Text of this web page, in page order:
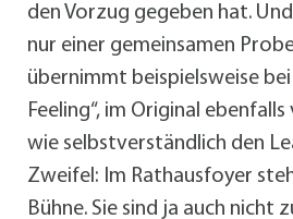
den Vorzug gegeben hat.
nur einer gemeinsamen
übernimmt beispielsweise bei
Feeling“, im Original
wie selbstverständlich den
Zweifel: Im Rathausfoyer
Bühne. Sie sind ja auch nicht